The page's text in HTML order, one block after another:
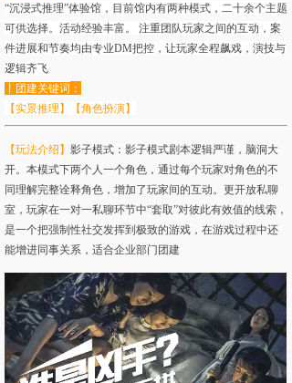
“沉浸式推理”体验馆，目前馆内有两种模式，二十余个主题
可供选择。活动经验丰富。 注重团队玩家之间的互动，案
件进展和节奏均由专业DM把控，让玩家全程飙戏，演技与
逻辑齐飞
丨团建关键词 ：
【实景推理】【角色扮演】
【玩法介绍】 影子模式： 影子模式剧本逻辑严谨，脑洞大
开。本模式下两个人一个角色，通过每个玩家对角色的不
同理解完整诠释角色，增加了玩家间的互动。更开放私聊
室，玩家在一对一私聊环节中“套取”对彼此有效值的线索，
是一个把强制性社交发挥到极致的游戏，在游戏过程中还
能增进同事关系，适合企业部门团建